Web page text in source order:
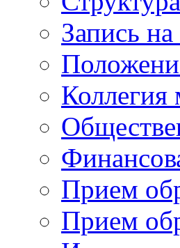
Запись
Коллегия
Прием
Прием